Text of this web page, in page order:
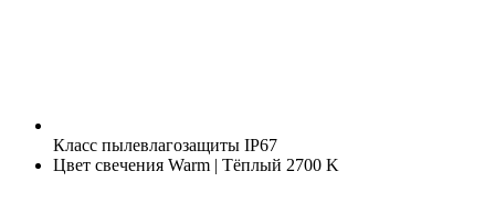
Класс пылевлагозащиты IP67
Цвет свечения Warm | Тёплый 2700 K